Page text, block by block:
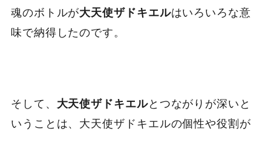
魂のボトルが大天使ザドキエルはいろいろな意
味で納得したのです。
そして、 大天使ザドキエルとつながりが深いと
いうことは、大天使ザドキエルの個性や役割が